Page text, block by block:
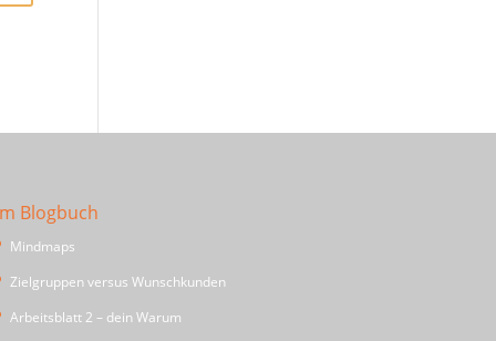
Blogbuch
Mindmaps
Zielgruppen versus Wunschkunden
Arbeitsblatt 2 – dein Warum